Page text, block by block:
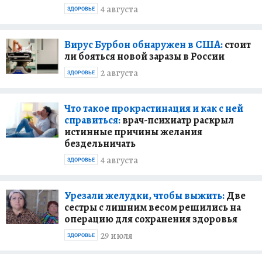
4 августа
ЗДОРОВЬЕ
Вирус Бурбон обнаружен в США:стоит
ли бояться новой заразы в России
2 августа
ЗДОРОВЬЕ
Что такое прокрастинация и как с ней
справиться:врач-психиатр раскрыл
истинные причины желания
бездельничать
4 августа
ЗДОРОВЬЕ
Урезали желудки, чтобы выжить:Две
сестры с лишним весом решились на
операцию для сохранения здоровья
29 июля
ЗДОРОВЬЕ